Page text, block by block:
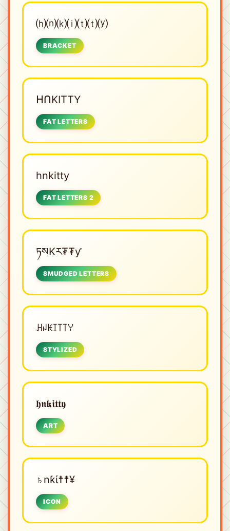
⒣⒩⒦⒤⒯⒯⒴
BRACKET
ᕼᑎKITTY
FAT LETTERS
hnkitty
FAT LETTERS 2
ཏསKར₮₮ƴ
SMUDGED LETTERS
ꃅꈤꀘꀤ꓄꓄ꌩ
STYLIZED
𝖍𝖓𝖐𝖎𝖙𝖙𝖞
ART
♄nƙί☨☨¥
ICON